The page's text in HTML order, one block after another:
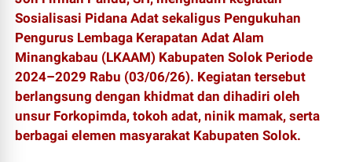
Sosialisasi Pidana Adat sekaligus Pengukuhan
Pengurus Lembaga Kerapatan Adat Alam
Minangkabau (LKAAM) Kabupaten Solok Periode
2024–2029 Rabu (03/06/26). Kegiatan tersebut
berlangsung dengan khidmat dan dihadiri oleh
unsur Forkopimda, tokoh adat, ninik mamak, serta
berbagai elemen masyarakat Kabupaten Solok.